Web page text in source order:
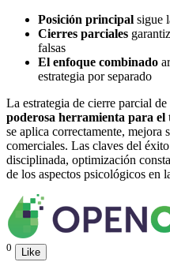
Posición principal sigue
Cierres parciales
falsas
El enfoque combinado
estrategia por separado
La estrategia de cierre parcial
poderosa herramienta para
se aplica correctamente, mejora
comerciales. Las claves del
disciplinada, optimización
de los aspectos psicológicos en
0
Like